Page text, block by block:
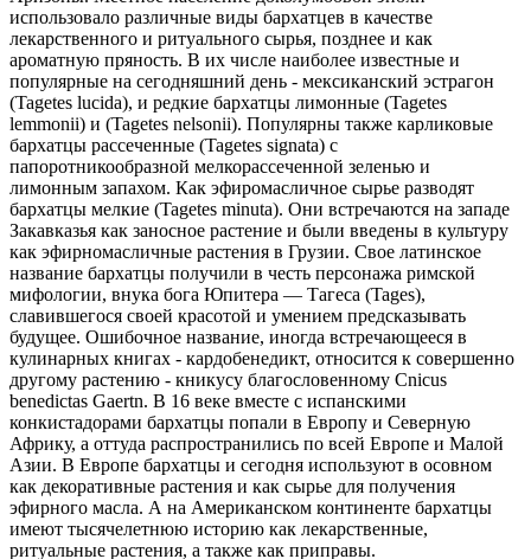
использовало различные виды бархатцев в качестве
лекарственного и ритуального сырья, позднее и как
ароматную пряность. В их числе наиболее известные и
популярные на сегодняшний день - мексиканский эстрагон
(Tagetes lucida), и редкие бархатцы лимонные (Tagetes
lemmonii) и (Tagetes nelsonii). Популярны также карликовые
бархатцы рассеченные (Tagetes signata) с
папоротникообразной мелкорассеченной зеленью и
лимонным запахом. Как эфиромасличное сырье разводят
бархатцы мелкие (Tagetes minuta). Они встречаются на западе
Закавказья как заносное растение и были введены в культуру
как эфирномасличные растения в Грузии. Свое латинское
название бархатцы получили в честь персонажа римской
мифологии, внука бога Юпитера — Тагеса (Tages),
славившегося своей красотой и умением предсказывать
будущее. Ошибочное название, иногда встречающееся в
кулинарных книгах - кардобенедикт, относится к совершенно
другому растению - кникусу благословенному Cnicus
benedictas Gaertn. В 16 веке вместе с испанскими
конкистадорами бархатцы попали в Европу и Северную
Африку, а оттуда распространились по всей Европе и Малой
Азии. В Европе бархатцы и сегодня используют в осовном
как декоративные растения и как сырье для получения
эфирного масла. А на Американском континенте бархатцы
имеют тысячелетнюю историю как лекарственные,
ритуальные растения, а также как приправы.